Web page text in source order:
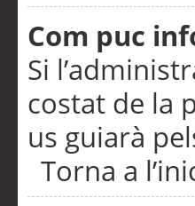
Com puc
Si
costat de la
us guiarà
Torna a